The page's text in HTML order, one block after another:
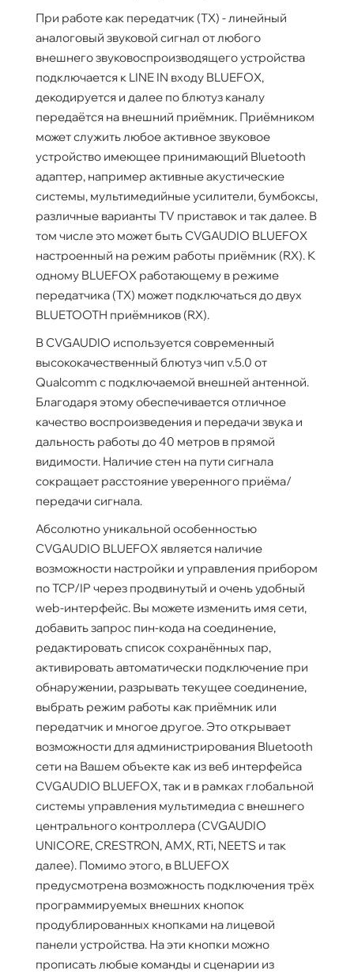
При работе как передатчик (TX) - линейный
аналоговый звуковой сигнал от любого
внешнего звуковоспроизводящего устройства
подключается к LINE IN входу BLUEFOX,
декодируется и далее по блютуз каналу
передаётся на внешний приёмник. Приёмником
может служить любое активное звуковое
устройство имеющее принимающий Bluetooth
адаптер, например активные акустические
системы, мультимедийные усилители, бумбоксы,
различные варианты TV приставок и так далее. В
том числе это может быть CVGAUDIO BLUEFOX
настроенный на режим работы приёмник (RX). К
одному BLUEFOX работающему в режиме
передатчика (TX) может подключаться до двух
BLUETOOTH приёмников (RX).
В CVGAUDIO используется современный
высококачественный блютуз чип v.5.0 от
Qualcomm с подключаемой внешней антенной.
Благодаря этому обеспечивается отличное
качество воспроизведения и передачи звука и
дальность работы до 40 метров в прямой
видимости. Наличие стен на пути сигнала
сокращает расстояние уверенного приёма/
передачи сигнала.
Абсолютно уникальной особенностью
CVGAUDIO BLUEFOX является наличие
возможности настройки и управления прибором
по TCP/IP через продвинутый и очень удобный
web-интерфейс. Вы можете изменить имя сети,
добавить запрос пин-кода на соединение,
редактировать список сохранённых пар,
активировать автоматически подключение при
обнаружении, разрывать текущее соединение,
выбрать режим работы как приёмник или
передатчик и многое другое. Это открывает
возможности для администрирования Bluetooth
сети на Вашем объекте как из веб интерфейса
CVGAUDIO BLUEFOX, так и в рамках глобальной
системы управления мультимедиа с внешнего
центрального контроллера (CVGAUDIO
UNICORE, CRESTRON, AMX, RTi, NEETS и так
далее). Помимо этого, в BLUEFOX
предусмотрена возможность подключения трёх
программируемых внешних кнопок
продублированных кнопками на лицевой
панели устройства. На эти кнопки можно
прописать любые команды и сценарии из